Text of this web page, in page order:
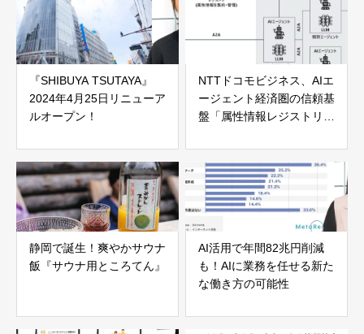
『SHIBUYA TSUTAYA』
2024年4月25日リニューア
ルオープン！
NTTドコモビジネス、AIエ
ージェント経済圏の信頼基
盤「属性情報レジストリ」
静岡で誕生！爽やかサウナ
飯『サウナ用ところてん』
AI活用で年間82兆円削減
も！AIに業務を任せる新た
な働き方の可能性